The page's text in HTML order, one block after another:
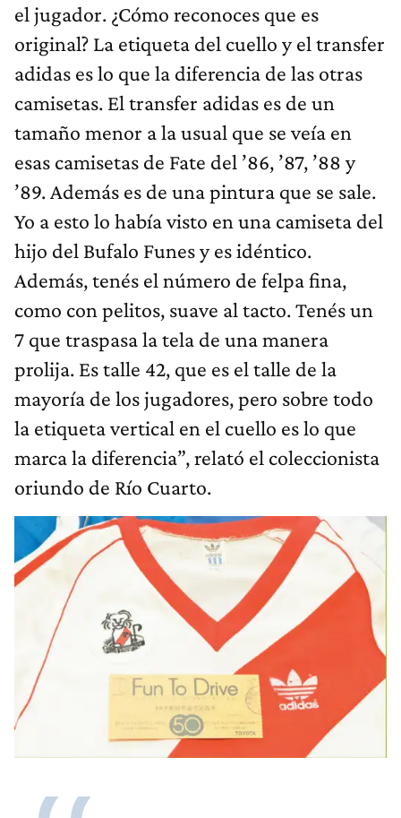
el jugador. ¿Cómo reconoces que es
original? La etiqueta del cuello y el transfer
adidas es lo que la diferencia de las otras
camisetas. El transfer adidas es de un
tamaño menor a la usual que se veía en
esas camisetas de Fate del ’86, ’87, ’88 y
’89. Además es de una pintura que se sale.
Yo a esto lo había visto en una camiseta del
hijo del Bufalo Funes y es idéntico.
Además, tenés el número de felpa fina,
como con pelitos, suave al tacto. Tenés un
7 que traspasa la tela de una manera
prolija. Es talle 42, que es el talle de la
mayoría de los jugadores, pero sobre todo
la etiqueta vertical en el cuello es lo que
marca la diferencia”, relató el coleccionista
oriundo de Río Cuarto.